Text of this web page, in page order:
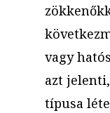
vagy
azt
típusa